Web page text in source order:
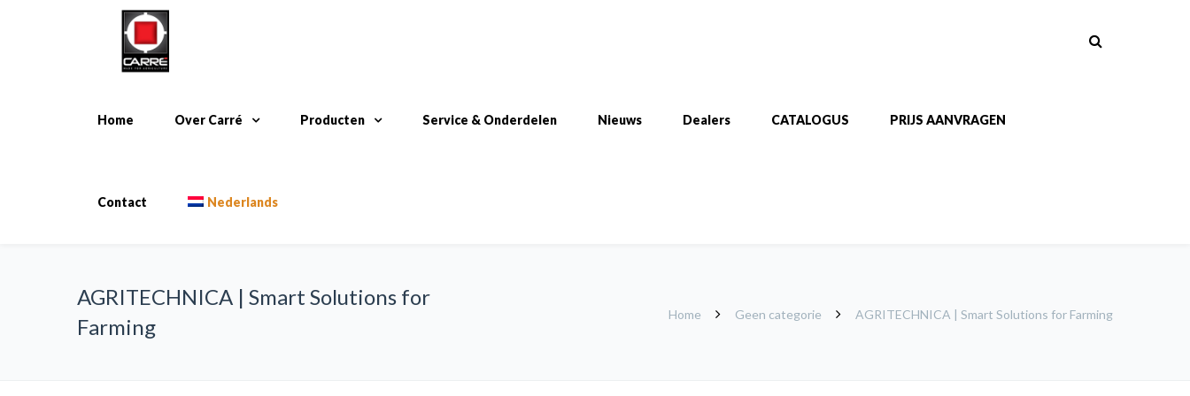
Home Over Carré Producten Service & Onderdelen Nieuws Dealers CATALOGUS PRIJS AANVRAGEN
Contact Nederlands
AGRITECHNICA | Smart Solutions for
Farming
Home Geen categorie AGRITECHNICA | Smart Solutions for Farming